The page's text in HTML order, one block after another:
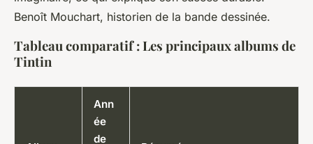
Benoît Mouchart, historien de la bande dessinée.
Tableau comparatif : Les principaux albums de
Tintin
Ann
ée
de